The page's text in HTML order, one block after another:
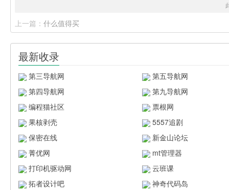
上一篇： 什么值得买
最新收录
第三导航网
第五导航网
第四导航网
第九导航网
编程猫社区
票根网
果核剥壳
5557追剧
保密在线
新金山论坛
菁优网
mt管理器
打印机驱动网
云班课
拓者设计吧
神奇代码岛